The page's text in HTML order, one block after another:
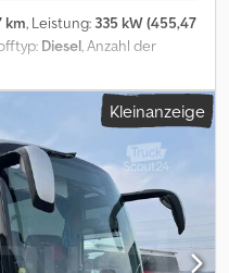
km, Leistung: 335 kW (455,47
Diesel, Anzahl der
, Baujahr:2026, Ausstattung:
Optionen und Zubehör
- USB connections -
= Weitere Informationen
Schäden: keines =
Unternehmen
Brüssel (+/-20 km,).
für den An- und Verkauf
Kleinanzeige